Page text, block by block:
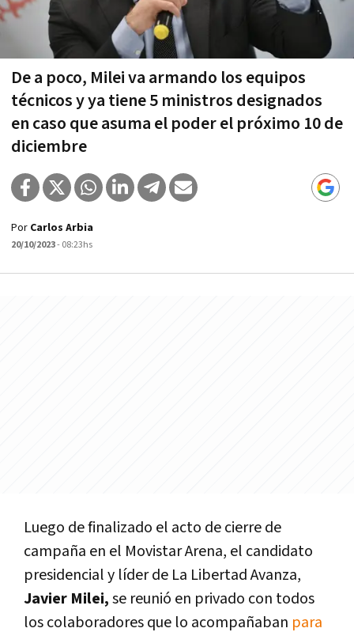
De a poco, Milei va armando los equipos
técnicos y ya tiene 5 ministros designados
en caso que asuma el poder el próximo 10 de
diciembre
Por Carlos Arbia
20/10/2023- 08:23hs
Luego de finalizado el acto de cierre de
campaña en el Movistar Arena, el candidato
presidencial y líder de La Libertad Avanza,
Javier Milei,se reunió en privado con todos
los colaboradores que lo acompañaban para